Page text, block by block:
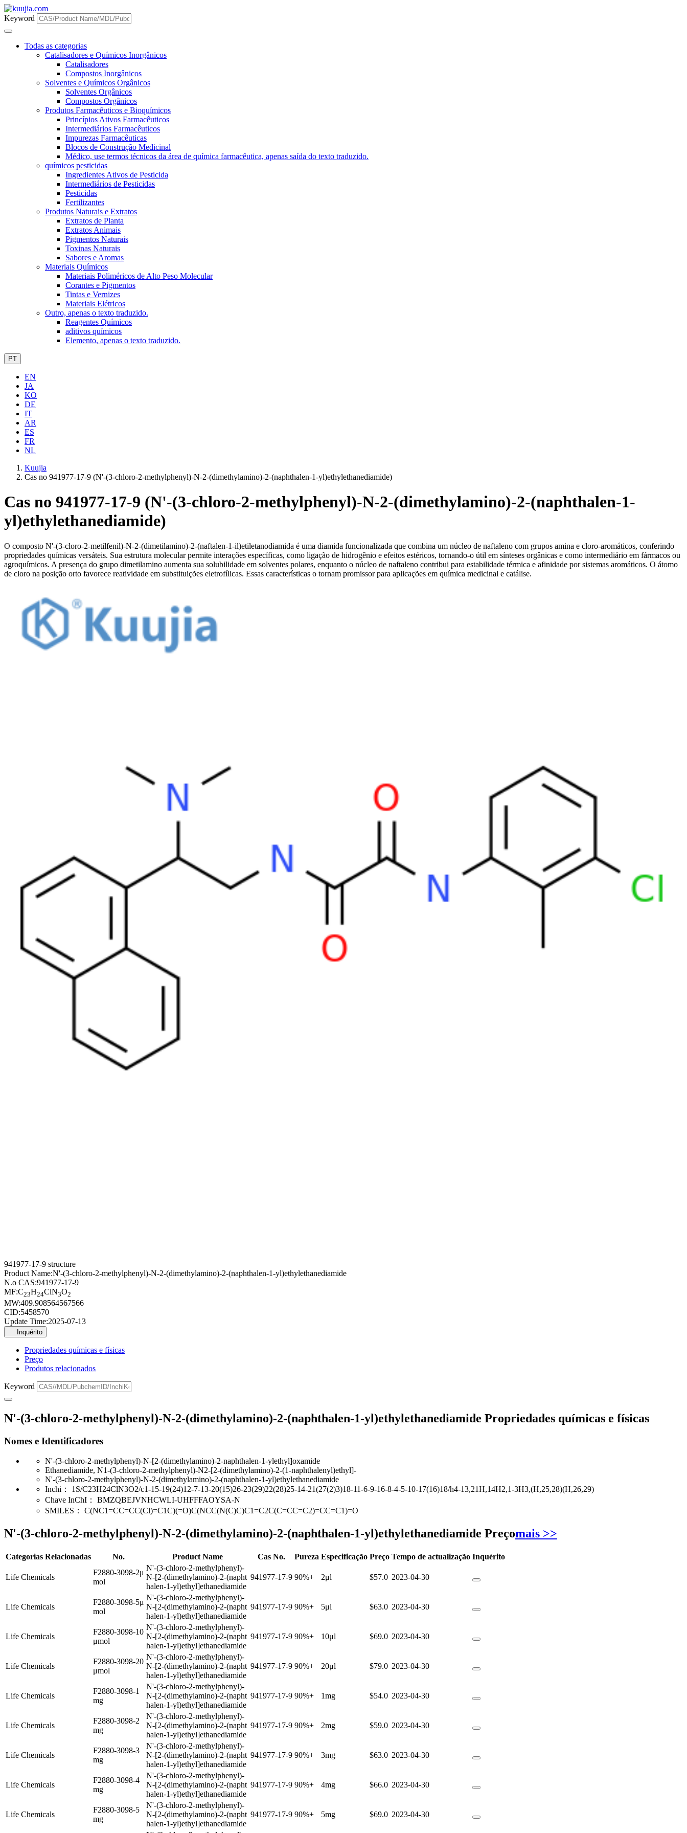
Keyword
Todas as categorias
Catalisadores e Químicos Inorgânicos
Catalisadores
Compostos Inorgânicos
Solventes e Químicos Orgânicos
Solventes Orgânicos
Compostos Orgânicos
Produtos Farmacêuticos e Bioquímicos
Princípios Ativos Farmacêuticos
Intermediários Farmacêuticos
Impurezas Farmacêuticas
Blocos de Construção Medicinal
Médico, use termos técnicos da área de química farmacêutica, apenas saída do texto traduzido.
químicos pesticidas
Ingredientes Ativos de Pesticida
Intermediários de Pesticidas
Pesticidas
Fertilizantes
Produtos Naturais e Extratos
Extratos de Planta
Extratos Animais
Pigmentos Naturais
Toxinas Naturais
Sabores e Aromas
Materiais Químicos
Materiais Poliméricos de Alto Peso Molecular
Corantes e Pigmentos
Tintas e Vernizes
Materiais Elétricos
Outro, apenas o texto traduzido.
Reagentes Químicos
aditivos químicos
Elemento, apenas o texto traduzido.
PT
EN
JA
KO
DE
IT
AR
ES
FR
NL
Kuujia
Cas no 941977-17-9 (N'-(3-chloro-2-methylphenyl)-N-2-(dimethylamino)-2-(naphthalen-1-yl)ethylethanediamide)
Cas no 941977-17-9 (N'-(3-chloro-2-methylphenyl)-N-2-(dimethylamino)-2-(naphthalen-1-
yl)ethylethanediamide)
O composto N'-(3-cloro-2-metilfenil)-N-2-(dimetilamino)-2-(naftalen-1-il)etiletanodiamida é uma diamida funcionalizada que combina um núcleo de naftaleno com grupos amina e cloro-aromáticos, conferindo
propriedades químicas versáteis. Sua estrutura molecular permite interações específicas, como ligação de hidrogênio e efeitos estéricos, tornando-o útil em sínteses orgânicas e como intermediário em fármacos ou
agroquímicos. A presença do grupo dimetilamino aumenta sua solubilidade em solventes polares, enquanto o núcleo de naftaleno contribui para estabilidade térmica e afinidade por sistemas aromáticos. O átomo
de cloro na posição orto favorece reatividade em substituições eletrofílicas. Essas características o tornam promissor para aplicações em química medicinal e catálise.
941977-17-9 structure
Product Name:N'-(3-chloro-2-methylphenyl)-N-2-(dimethylamino)-2-(naphthalen-1-yl)ethylethanediamide
N.o CAS:941977-17-9
MF:C23H24ClN3O2
MW:409.908564567566
CID:5458570
Update Time:2025-07-13
Inquérito
Propriedades químicas e físicas
Preço
Produtos relacionados
Keyword
N'-(3-chloro-2-methylphenyl)-N-2-(dimethylamino)-2-(naphthalen-1-yl)ethylethanediamide Propriedades químicas e físicas
Nomes e Identificadores
N'-(3-chloro-2-methylphenyl)-N-[2-(dimethylamino)-2-naphthalen-1-ylethyl]oxamide
Ethanediamide, N1-(3-chloro-2-methylphenyl)-N2-[2-(dimethylamino)-2-(1-naphthalenyl)ethyl]-
N'-(3-chloro-2-methylphenyl)-N-2-(dimethylamino)-2-(naphthalen-1-yl)ethylethanediamide
Inchi：
1S/C23H24ClN3O2/c1-15-19(24)12-7-13-20(15)26-23(29)22(28)25-14-21(27(2)3)18-11-6-9-16-8-4-5-10-17(16)18/h4-13,21H,14H2,1-3H3,(H,25,28)(H,26,29)
Chave InChI：
BMZQBEJVNHCWLI-UHFFFAOYSA-N
SMILES：
C(NC1=CC=CC(Cl)=C1C)(=O)C(NCC(N(C)C)C1=C2C(C=CC=C2)=CC=C1)=O
N'-(3-chloro-2-methylphenyl)-N-2-(dimethylamino)-2-(naphthalen-1-yl)ethylethanediamide Preçomais >>
Categorias Relacionadas No. Product Name Cas No. Pureza Especificação Preço Tempo de actualização Inquérito
Life Chemicals
F2880-3098-2μ
mol
N'-(3-chloro-2-methylphenyl)-
N-[2-(dimethylamino)-2-(napht
halen-1-yl)ethyl]ethanediamide
941977-17-9 90%+ 2μl $57.0 2023-04-30
Life Chemicals
F2880-3098-5μ
mol
N'-(3-chloro-2-methylphenyl)-
N-[2-(dimethylamino)-2-(napht
halen-1-yl)ethyl]ethanediamide
941977-17-9 90%+ 5μl $63.0 2023-04-30
Life Chemicals
F2880-3098-10
μmol
N'-(3-chloro-2-methylphenyl)-
N-[2-(dimethylamino)-2-(napht
halen-1-yl)ethyl]ethanediamide
941977-17-9 90%+ 10μl $69.0 2023-04-30
Life Chemicals
F2880-3098-20
μmol
N'-(3-chloro-2-methylphenyl)-
N-[2-(dimethylamino)-2-(napht
halen-1-yl)ethyl]ethanediamide
941977-17-9 90%+ 20μl $79.0 2023-04-30
Life Chemicals
F2880-3098-1
mg
N'-(3-chloro-2-methylphenyl)-
N-[2-(dimethylamino)-2-(napht
halen-1-yl)ethyl]ethanediamide
941977-17-9 90%+ 1mg $54.0 2023-04-30
Life Chemicals
F2880-3098-2
mg
N'-(3-chloro-2-methylphenyl)-
N-[2-(dimethylamino)-2-(napht
halen-1-yl)ethyl]ethanediamide
941977-17-9 90%+ 2mg $59.0 2023-04-30
Life Chemicals
F2880-3098-3
mg
N'-(3-chloro-2-methylphenyl)-
N-[2-(dimethylamino)-2-(napht
halen-1-yl)ethyl]ethanediamide
941977-17-9 90%+ 3mg $63.0 2023-04-30
Life Chemicals
F2880-3098-4
mg
N'-(3-chloro-2-methylphenyl)-
N-[2-(dimethylamino)-2-(napht
halen-1-yl)ethyl]ethanediamide
941977-17-9 90%+ 4mg $66.0 2023-04-30
Life Chemicals
F2880-3098-5
mg
N'-(3-chloro-2-methylphenyl)-
N-[2-(dimethylamino)-2-(napht
halen-1-yl)ethyl]ethanediamide
941977-17-9 90%+ 5mg $69.0 2023-04-30